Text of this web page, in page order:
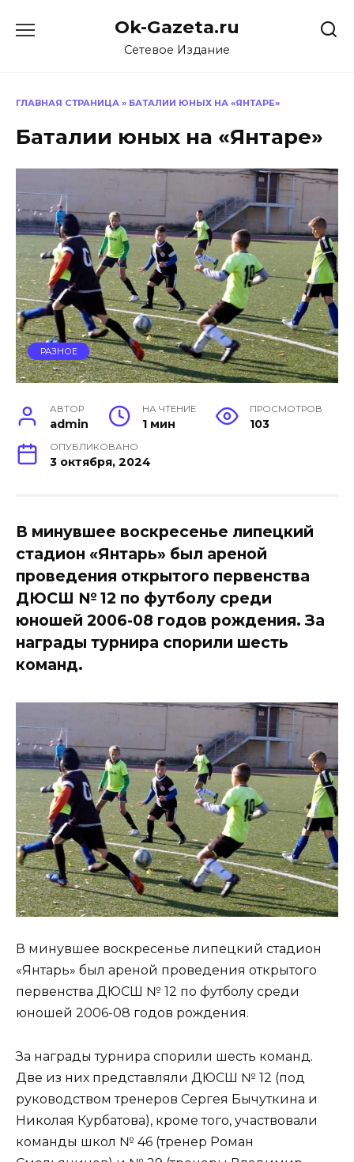
Ok-Gazeta.ru
Сетевое Издание
ГЛАВНАЯ СТРАНИЦА » БАТАЛИИ ЮНЫХ НА «ЯНТАРЕ»
Баталии юных на «Янтаре»
РАЗНОЕ
АВТОР
admin
НА ЧТЕНИЕ
1 мин
ПРОСМОТРОВ
103
ОПУБЛИКОВАНО
3 октября, 2024
В минувшее воскресенье липецкий
стадион «Янтарь» был ареной
проведения открытого первенства
ДЮСШ № 12 по футболу среди
юношей 2006-08 годов рождения. За
награды турнира спорили шесть
команд.
В минувшее воскресенье липецкий стадион
«Янтарь» был ареной проведения открытого
первенства ДЮСШ № 12 по футболу среди
юношей 2006-08 годов рождения.
За награды турнира спорили шесть команд.
Две из них представляли ДЮСШ № 12 (под
руководством тренеров Сергея Бычуткина и
Николая Курбатова), кроме того, участвовали
команды школ № 46 (тренер Роман